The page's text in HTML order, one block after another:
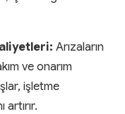
Arızaların
ve onarım
işletme
artırır.